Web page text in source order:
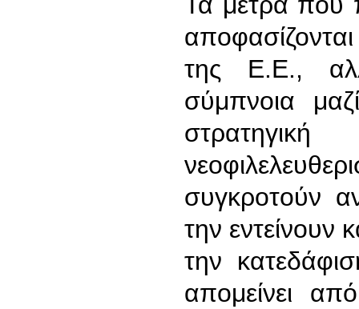
της Ε.Ε.,
σύμπνοια
συγκροτούν
την
την
απομείνει